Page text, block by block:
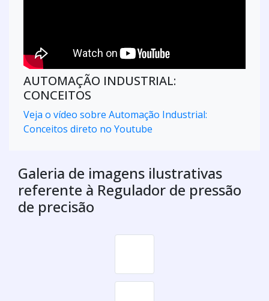
AUTOMAÇÃO INDUSTRIAL:
CONCEITOS
Veja o vídeo sobre Automação Industrial:
Conceitos direto no Youtube
Galeria de imagens ilustrativas
referente à Regulador de pressão
de precisão